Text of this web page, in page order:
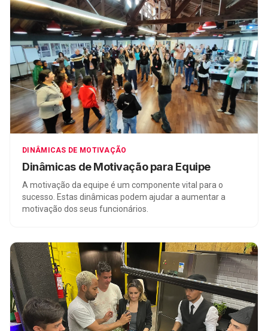
DINÂMICAS DE MOTIVAÇÃO
Dinâmicas de Motivação para Equipe
A motivação da equipe é um componente vital para o
sucesso. Estas dinâmicas podem ajudar a aumentar a
motivação dos seus funcionários.